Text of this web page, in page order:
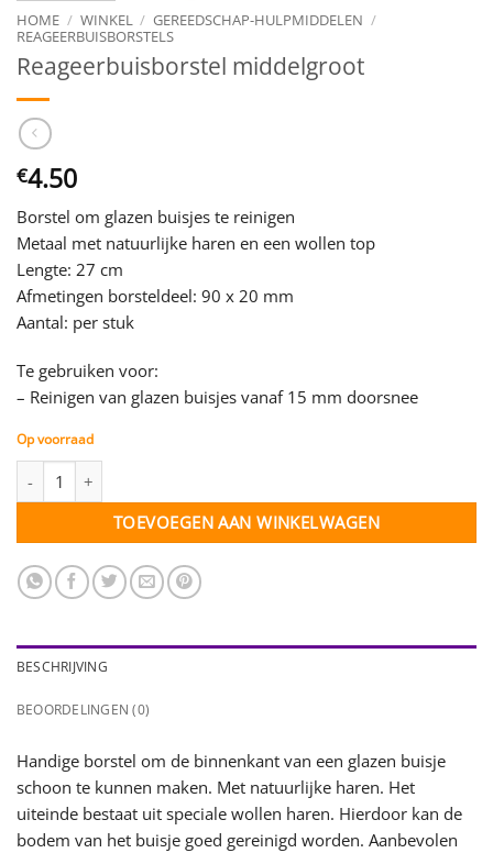
HOME / WINKEL / GEREEDSCHAP-HULPMIDDELEN /
REAGEERBUISBORSTELS
Reageerbuisborstel middelgroot
€4.50
Borstel om glazen buisjes te reinigen
Metaal met natuurlijke haren en een wollen top
Lengte: 27 cm
Afmetingen borsteldeel: 90 x 20 mm
Aantal: per stuk
Te gebruiken voor:
– Reinigen van glazen buisjes vanaf 15 mm doorsnee
Op voorraad
TOEVOEGEN AAN WINKELWAGEN
BESCHRIJVING
BEOORDELINGEN (0)
Handige borstel om de binnenkant van een glazen buisje
schoon te kunnen maken. Met natuurlijke haren. Het
uiteinde bestaat uit speciale wollen haren. Hierdoor kan de
bodem van het buisje goed gereinigd worden. Aanbevolen